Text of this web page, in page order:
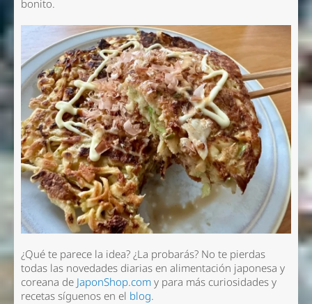
bonito.
¿Qué te parece la idea? ¿La probarás? No te pierdas
todas las novedades diarias en alimentación japonesa y
coreana de JaponShop.comy para más curiosidades y
recetas síguenos en el blog.